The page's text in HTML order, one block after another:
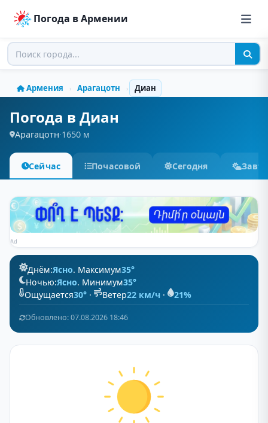
Погода в Армении
Армения › Арагацотн › Диан
Погода в Диан
Арагацотн·1650 м
Сейчас Почасовой Сегодня
Ad
Днём:Ясно. Максимум35°
Ночью:Ясно. Минимум35°
Ощущается30° · Ветер22 км/ч · 21%
Обновлено: 07.08.2026 18:46